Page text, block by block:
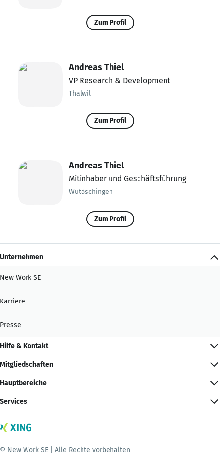
Zum Profil
Andreas Thiel
VP Research & Development
Thalwil
Zum Profil
Andreas Thiel
Mitinhaber und Geschäftsführung
Wutöschingen
Zum Profil
Unternehmen
New Work SE
Karriere
Presse
Hilfe & Kontakt
Mitgliedschaften
Hauptbereiche
Services
© New Work SE | Alle Rechte vorbehalten